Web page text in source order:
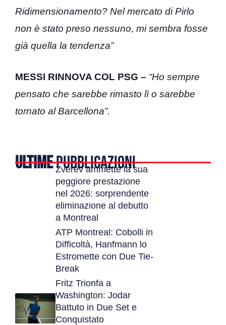
Ridimensionamento? Nel mercato di Pirlo
non è stato preso nessuno, mi sembra fosse
già quella la tendenza”
MESSI RINNOVA COL PSG – “Ho sempre
pensato che sarebbe rimasto lì o sarebbe
tornato al Barcellona”.
ULTIMEPUBBLICAZIONI
Zverev ammette la sua
peggiore prestazione
nel 2026: sorprendente
eliminazione al debutto
a Montreal
ATP Montreal: Cobolli in
Difficoltà, Hanfmann lo
Estromette con Due Tie-
Break
Fritz Trionfa a
Washington: Jodar
Battuto in Due Set e
Conquistato